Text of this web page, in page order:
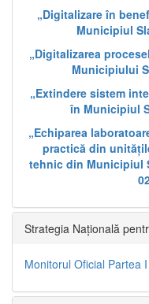
„Digitalizare în
Municipiul
„Digitalizarea
Municipiului
„Extindere sistem
în Municipiul
„Echiparea
practică din
tehnic din Municipiul
Strategia Națională
Monitorul Oficial Partea